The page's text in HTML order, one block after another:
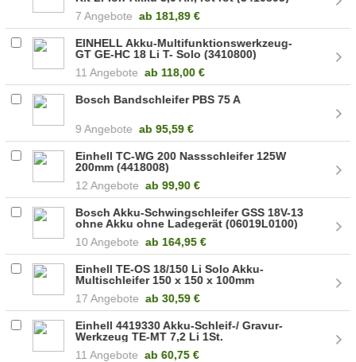
7 Angebote ab 181,89 €
EINHELL Akku-Multifunktionswerkzeug-
GT GE-HC 18 Li T- Solo (3410800)
11 Angebote ab 118,00 €
Bosch Bandschleifer PBS 75 A
9 Angebote ab 95,59 €
Einhell TC-WG 200 Nassschleifer 125W
200mm (4418008)
12 Angebote ab 99,90 €
Bosch Akku-Schwingschleifer GSS 18V-13
ohne Akku ohne Ladegerät (06019L0100)
10 Angebote ab 164,95 €
Einhell TE-OS 18/150 Li Solo Akku-
Multischleifer 150 x 150 x 100mm
17 Angebote ab 30,59 €
Einhell 4419330 Akku-Schleif-/ Gravur-
Werkzeug TE-MT 7,2 Li 1St.
11 Angebote ab 60,75 €